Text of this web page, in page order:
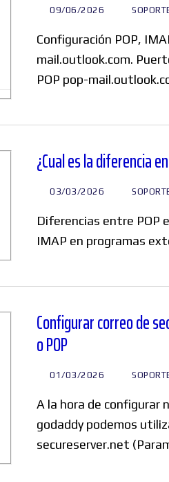
09/06/2026
Configuración POP,
mail.outlook.com.
POP pop-
¿Cual es la diferencia
03/03/2026
Diferencias entre POP
IMAP en programas
Configurar correo de
o POP
01/03/2026
A la hora de configurar
godaddy podemos
secureserver.net